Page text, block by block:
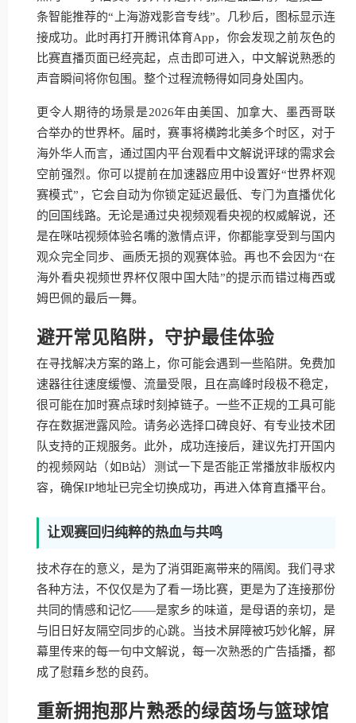
条智能推荐的“上海游戏影音专线”。几秒后，图标显示连
接成功。此时再打开腾讯体育App，你会发现之前灰色的
比赛直播页面已经亮起，点击即可进入，中文解说熟悉的
声音瞬间将你包围。整个过程流畅得如同身处国内。
更令人期待的场景是2026年由美国、加拿大、墨西哥联
合举办的世界杯。届时，赛事将横跨北美多个时区，对于
海外华人而言，通过国内平台观看中文解说评球的需求会
空前强烈。你可以提前在加速器应用中设置好“世界杯观
赛模式”，它会自动为你锁定延迟最低、专门为直播优化
的回国线路。无论是通过央视频观看央视的权威解说，还
是在咪咕视频体验名嘴的激情点评，你都能享受到与国内
观众完全同步、画质无损的观赛体验。再也不会因为“在
海外看央视频世界杯仅限中国大陆”的提示而错过梅西或
姆巴佩的最后一舞。
避开常见陷阱，守护最佳体验
在寻找解决方案的路上，你可能会遇到一些陷阱。免费加
速器往往速度缓慢、流量受限，且在高峰时段极不稳定，
很可能在加时赛点球时刻掉链子。一些不正规的工具可能
存在数据泄露风险。请务必选择口碑良好、有专业技术团
队支持的正规服务。此外，成功连接后，建议先打开国内
的视频网站（如B站）测试一下是否能正常播放非版权内
容，确保IP地址已完全切换成功，再进入体育直播平台。
让观赛回归纯粹的热血与共鸣
技术存在的意义，是为了消弭距离带来的隔阂。我们寻求
各种方法，不仅仅是为了看一场比赛，更是为了连接那份
共同的情感和记忆——是家乡的味道，是母语的亲切，是
与旧日好友隔空同步的心跳。当技术屏障被巧妙化解，屏
幕里传来的每一句中文解说，每一次熟悉的广告插播，都
成了慰藉乡愁的良药。
重新拥抱那片熟悉的绿茵场与篮球馆